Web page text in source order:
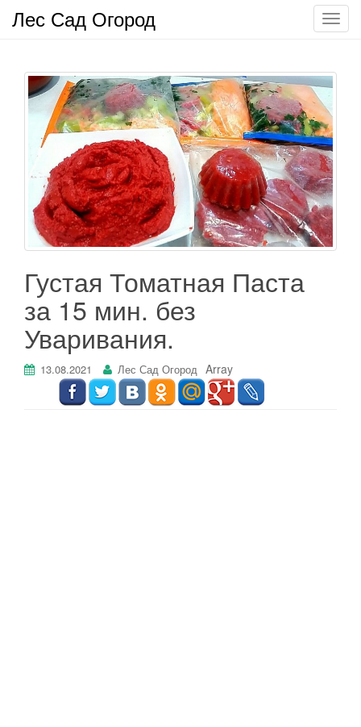
П
а
а
т
ь
/
С
к
р
ы
Лес Сад Огород
Густая Томатная Паста
за 15 мин. без
Уваривания.
13.08.2021 Лес Сад Огород Array